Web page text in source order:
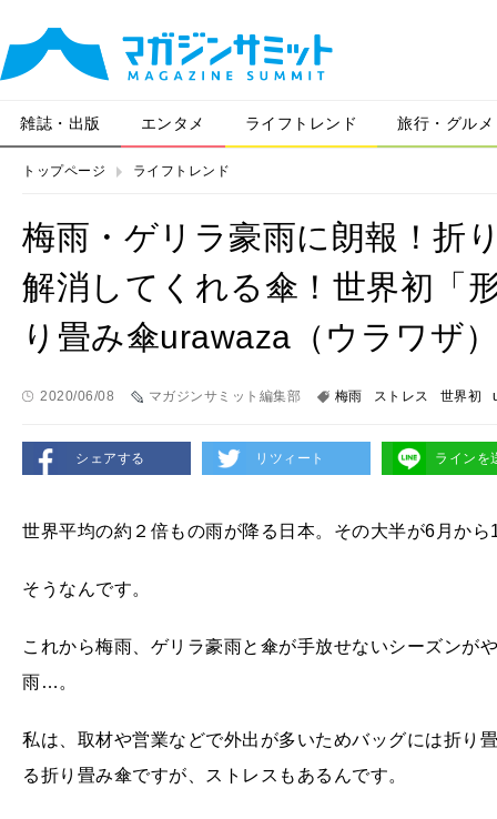
雑誌・出版 エンタメ ライフトレンド 旅行・グルメ
トップページ ライフトレンド
梅雨・ゲリラ豪雨に朗報！折
解消してくれる傘！世界初「
り畳み傘urawaza（ウラワザ
2020/06/08 マガジンサミット編集部 梅雨 ストレス 世界初
シェアする リツィート ラインを
世界平均の約２倍もの雨が降る日本。その大半が6月か
そうなんです。
これから梅雨、ゲリラ豪雨と傘が手放せないシーズンが
雨…。
私は、取材や営業などで外出が多いためバッグには折り
る折り畳み傘ですが、ストレスもあるんです。